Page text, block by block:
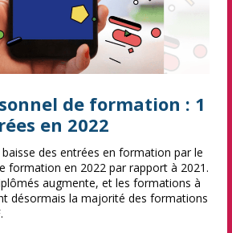
de formation : 1
en 2022
des entrées en formation par le
formation en 2022 par rapport à 2021.
augmente, et les formations à
désormais la majorité des formations